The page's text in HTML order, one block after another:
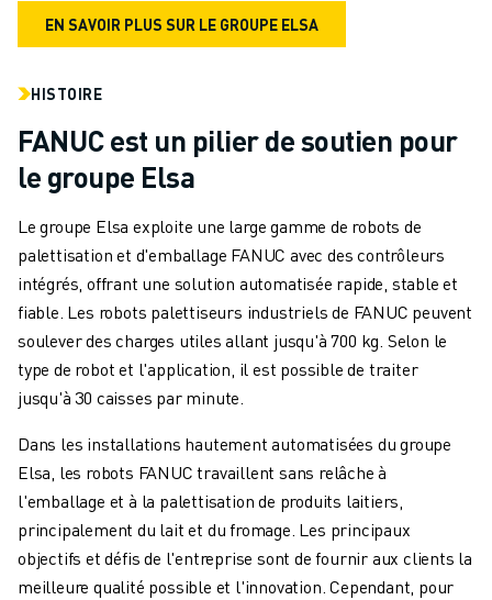
EN SAVOIR PLUS SUR LE GROUPE ELSA
HISTOIRE
FANUC est un pilier de soutien pour
le groupe Elsa
Le groupe Elsa exploite une large gamme de robots de
palettisation et d'emballage FANUC avec des contrôleurs
intégrés, offrant une solution automatisée rapide, stable et
fiable. Les robots palettiseurs industriels de FANUC peuvent
soulever des charges utiles allant jusqu'à 700 kg. Selon le
type de robot et l'application, il est possible de traiter
jusqu'à 30 caisses par minute.
Dans les installations hautement automatisées du groupe
Elsa, les robots FANUC travaillent sans relâche à
l'emballage et à la palettisation de produits laitiers,
principalement du lait et du fromage. Les principaux
objectifs et défis de l'entreprise sont de fournir aux clients la
meilleure qualité possible et l'innovation. Cependant, pour